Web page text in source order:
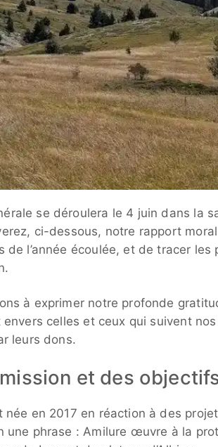
se déroulera le 4 juin dans la
ci-dessous, notre rapport
de l’année écoulée, et de tracer les
à exprimer notre profonde
celles et ceux qui suivent
leurs dons.
et des objectifs
née en 2017 en réaction à des
une phrase : Amilure œuvre à la